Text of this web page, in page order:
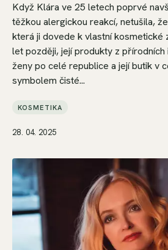
Když Klára ve 25 letech poprvé
těžkou alergickou reakcí, netušila,
která ji dovede k vlastní kosmetické
let později, její produkty z přírodních
ženy po celé republice a její butik v
symbolem čisté...
KOSMETIKA
28. 04. 2025